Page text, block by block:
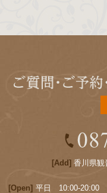
[Add] 香川県観
[Open] 平日 10:00-20:00